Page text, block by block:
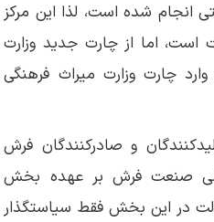
انجام شده است، لذا این مرکز
است، اما از چارت جدید وزارت
چارت وزارت میراث فرهنگی
و صادرکنندگان فرش
صنعت فرش بر عهده بخش
در این بخش فقط سیاستگذار